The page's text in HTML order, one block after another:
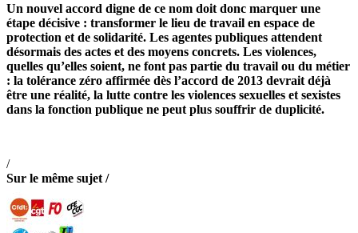
Un nouvel accord digne de ce nom doit donc marquer une
étape décisive : transformer le lieu de travail en espace de
protection et de solidarité. Les agentes publiques attendent
désormais des actes et des moyens concrets. Les violences,
quelles qu’elles soient, ne font pas partie du travail ou du métier
: la tolérance zéro affirmée dès l’accord de 2013 devrait déjà
être une réalité, la lutte contre les violences sexuelles et sexistes
dans la fonction publique ne peut plus souffrir de duplicité.
/
Sur le même sujet /